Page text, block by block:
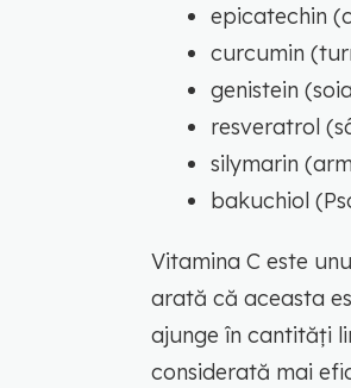
epicatechin
curcumin
genistein
resveratrol
silymarin
bakuchiol
Vitamina C este
arată că aceasta
ajunge în cantități
considerată mai